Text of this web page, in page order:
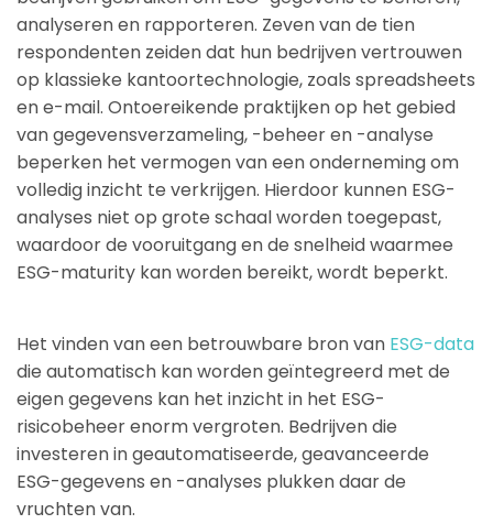
analyseren en rapporteren. Zeven van de tien
respondenten zeiden dat hun bedrijven vertrouwen
op klassieke kantoortechnologie, zoals spreadsheets
en e-mail. Ontoereikende praktijken op het gebied
van gegevensverzameling, -beheer en -analyse
beperken het vermogen van een onderneming om
volledig inzicht te verkrijgen. Hierdoor kunnen ESG-
analyses niet op grote schaal worden toegepast,
waardoor de vooruitgang en de snelheid waarmee
ESG-maturity kan worden bereikt, wordt beperkt.
Het vinden van een betrouwbare bron van ESG-data
die automatisch kan worden geïntegreerd met de
eigen gegevens kan het inzicht in het ESG-
risicobeheer enorm vergroten. Bedrijven die
investeren in geautomatiseerde, geavanceerde
ESG-gegevens en -analyses plukken daar de
vruchten van.